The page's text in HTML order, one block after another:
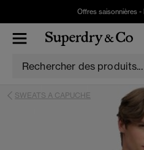
Offres saisonnières -
SWEATS A CAPUCHE